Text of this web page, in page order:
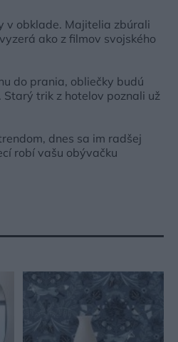
v obklade. Majitelia zbúrali
ako z filmov svojského
do prania, obliečky budú
Starý trik z hotelov poznali už
dnes sa im radšej
robí vašu obývačku